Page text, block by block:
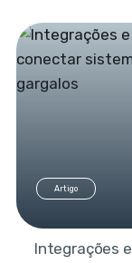
Artigo
Integrações